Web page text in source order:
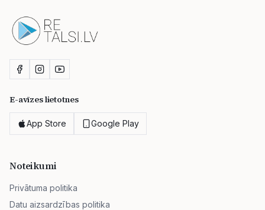
E-avīzes lietotnes
App Store Google Play
Noteikumi
Privātuma politika
Datu aizsardzības politika